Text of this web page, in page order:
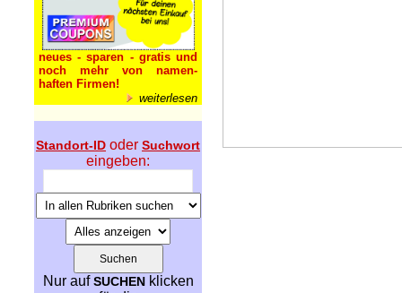
neues - sparen - gratis und
noch mehr von namen-
haften Firmen!
weiterlesen
Standort-ID oder Suchwort
eingeben:
Nur aufSUCHEN klicken